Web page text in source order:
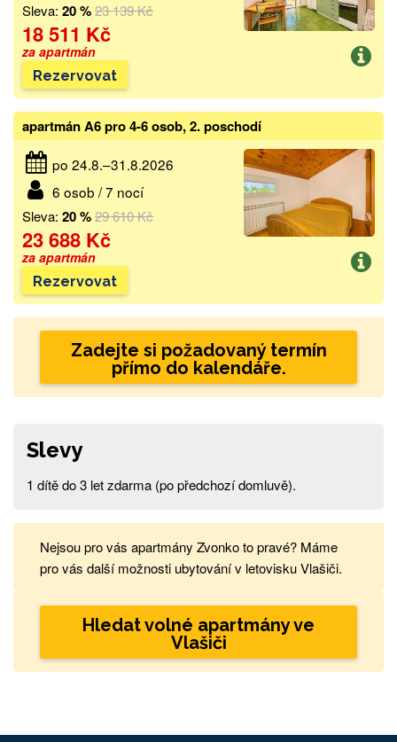
Sleva: 20 %23 139 Kč
18 511 Kč
za apartmán
Rezervovat
apartmán A6 pro 4-6 osob, 2. poschodí
po 24.8.–31.8.2026
6 osob / 7 nocí
Sleva: 20 %29 610 Kč
23 688 Kč
za apartmán
Rezervovat
Zadejte si požadovaný termín
přímo do kalendáře.
Slevy
1 dítě do 3 let zdarma (po předchozí domluvě).
Nejsou pro vás apartmány Zvonko to pravé? Máme
pro vás další možnosti ubytování v letovisku Vlašiči.
Hledat volné apartmány ve
Vlašiči